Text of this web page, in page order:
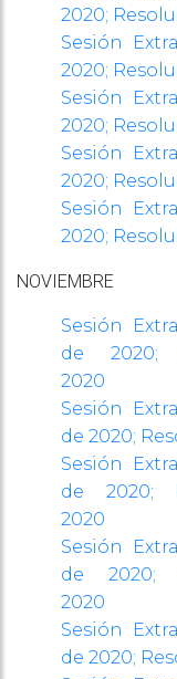
2020;
Sesión
2020;
Sesión
2020;
Sesión
2020;
Sesión
2020;
NOVIEMBRE
Sesión
de 2020;
2020
Sesión
de 2020;
Sesión
de 2020;
2020
Sesión
de 2020;
2020
Sesión
de 2020;